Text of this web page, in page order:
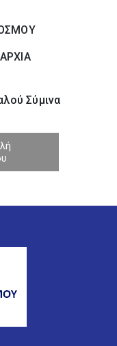
Σύµινα